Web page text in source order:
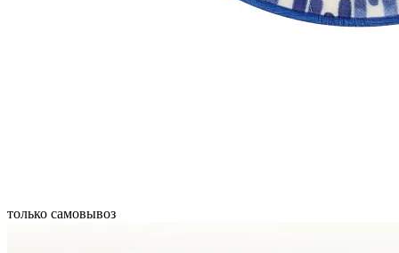
только самовывоз